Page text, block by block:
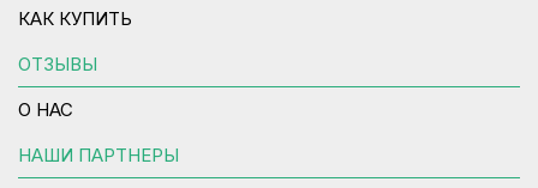
КАК КУПИТЬ
ОТЗЫВЫ
О НАС
НАШИ ПАРТНЕРЫ